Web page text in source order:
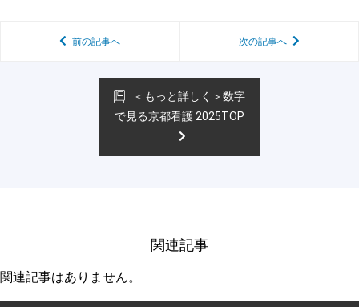
前の記事へ 次の記事へ
＜もっと詳しく＞数字
で見る京都看護 2025TOP
関連記事
関連記事はありません。